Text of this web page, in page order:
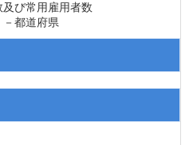
び常用雇用者数
－都道府県